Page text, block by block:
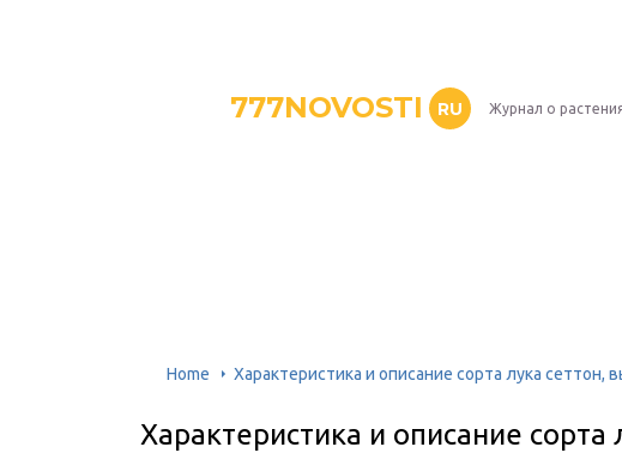
777NOVOSTI RU Журнал о
Home Характеристика и описание сорта лука сеттон,
Характеристика и описание сорта